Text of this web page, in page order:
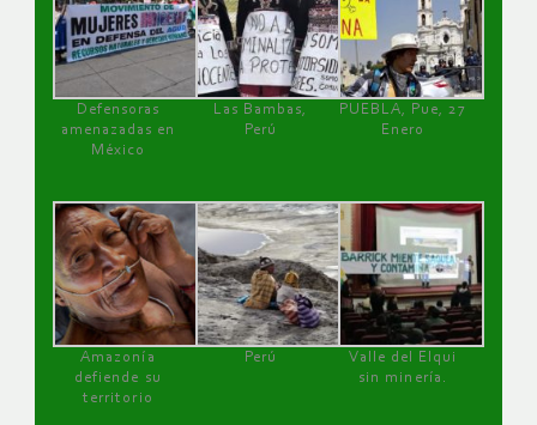
Defensoras
amenazadas en
México
Las Bambas,
Perú
PUEBLA, Pue, 27
Enero
Amazonía
defiende su
territorio
Perú
Valle del Elqui
sin minería.